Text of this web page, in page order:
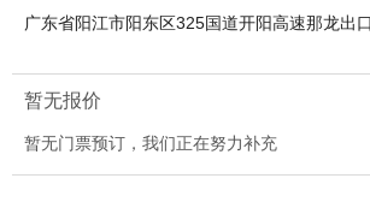
广东省阳江市阳东区325国道开阳高速那龙出
暂无报价
暂无门票预订，我们正在努力补充